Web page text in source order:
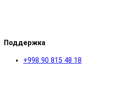
Поддержка
+998 90 815 48 18